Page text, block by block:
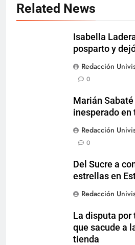
Related News
Isabella
posparto y
Redacción
0
Marián
inesperado en
Redacción
0
Del Sucre a
estrellas en
Redacción
La disputa
que sacude a
tienda